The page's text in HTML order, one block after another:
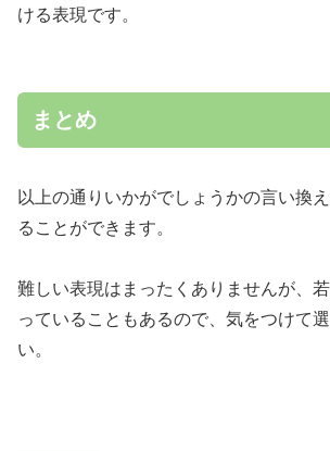
ける表現です。
まとめ
以上の通りいかがでしょうかの言い換
ることができます。
難しい表現はまったくありませんが、
っていることもあるので、気をつけて
い。